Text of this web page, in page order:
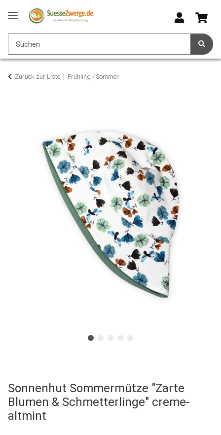
Zurück zur Liste Frühling / Sommer
Sonnenhut Sommermütze "Zarte
Blumen & Schmetterlinge" creme-
altmint